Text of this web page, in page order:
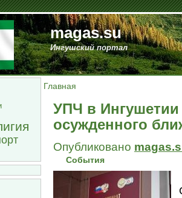
magas.su
Ингушский портал
Главная
УПЧ в
осужденного
Опубликовано
События